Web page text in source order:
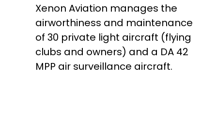
Xenon Aviation manages the
airworthiness and maintenance
of 30 private light aircraft (flying
clubs and owners) and a DA 42
MPP air surveillance aircraft.